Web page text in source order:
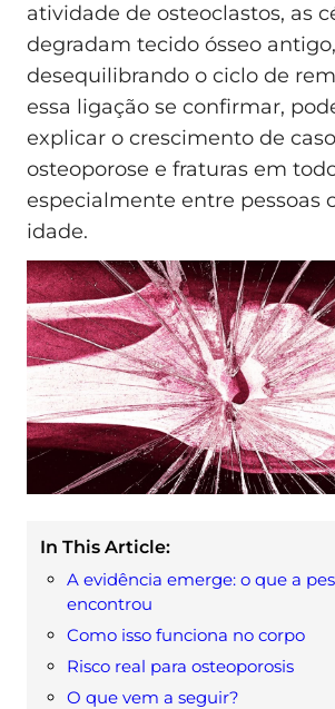
atividade de osteoclastos, as
degradam tecido ósseo antigo,
desequilibrando o ciclo de
essa ligação se confirmar,
explicar o crescimento de
osteoporose e fraturas em
especialmente entre pessoas
idade.
In This Article:
A evidência emerge: o que a
encontrou
Como isso funciona no corpo
Risco real para osteoporosis
O que vem a seguir?